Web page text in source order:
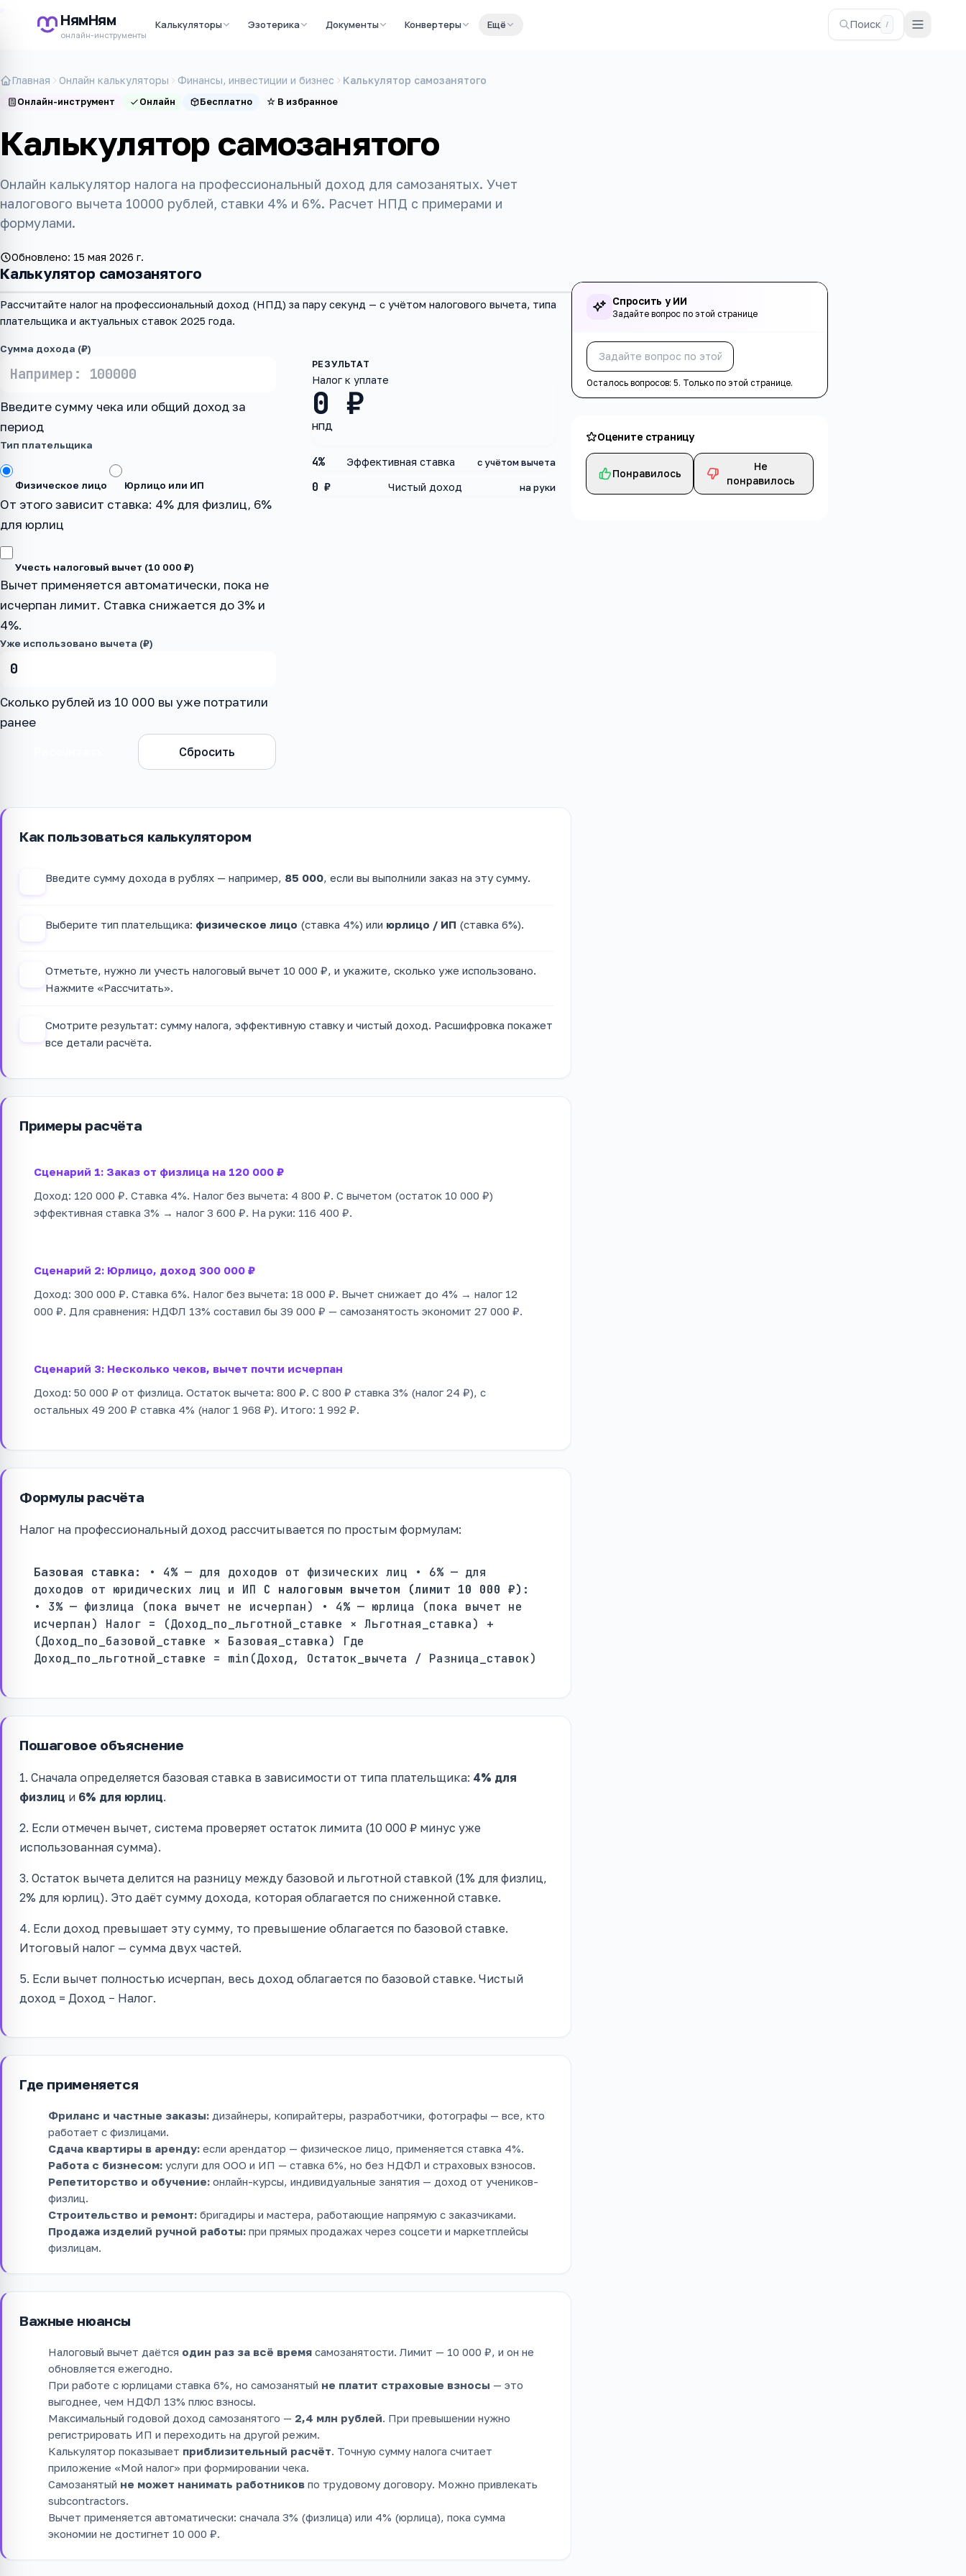
НямНям
онлайн-инструменты
Калькуляторы Эзотерика Документы Конвертеры Ещё Поиск /
Главная Онлайн калькуляторы Финансы, инвестиции и бизнес Калькулятор самозанятого
Онлайн-инструмент Онлайн Бесплатно ☆ В избранное
Калькулятор самозанятого
Онлайн калькулятор налога на профессиональный доход для самозанятых. Учет
налогового вычета 10000 рублей, ставки 4% и 6%. Расчет НПД с примерами и
формулами.
Обновлено: 15 мая 2026 г.
Калькулятор самозанятого
Рассчитайте налог на профессиональный доход (НПД) за пару секунд — с учётом налогового вычета, типа
плательщика и актуальных ставок 2025 года.
Сумма дохода (₽)
Введите сумму чека или общий доход за
период
Тип плательщика
Физическое лицо Юрлицо или ИП
От этого зависит ставка: 4% для физлиц, 6%
для юрлиц
Учесть налоговый вычет (10 000 ₽)
Вычет применяется автоматически, пока не
исчерпан лимит. Ставка снижается до 3% и
4%.
Уже использовано вычета (₽)
Сколько рублей из 10 000 вы уже потратили
ранее
Сбросить
0 ₽
Налог к уплате
НПД
4% Эффективная ставка с учётом вычета
0 ₽ Чистый доход на руки
Как пользоваться калькулятором
Введите сумму дохода в рублях — например, 85 000, если вы выполнили заказ на эту сумму.
Выберите тип плательщика: физическое лицо (ставка 4%) или юрлицо / ИП (ставка 6%).
Отметьте, нужно ли учесть налоговый вычет 10 000 ₽, и укажите, сколько уже использовано.
Нажмите «Рассчитать».
Смотрите результат: сумму налога, эффективную ставку и чистый доход. Расшифровка покажет
все детали расчёта.
Примеры расчёта
Сценарий 1: Заказ от физлица на 120 000 ₽
Доход: 120 000 ₽. Ставка 4%. Налог без вычета: 4 800 ₽. С вычетом (остаток 10 000 ₽)
эффективная ставка 3% → налог 3 600 ₽. На руки: 116 400 ₽.
Сценарий 2: Юрлицо, доход 300 000 ₽
Доход: 300 000 ₽. Ставка 6%. Налог без вычета: 18 000 ₽. Вычет снижает до 4% → налог 12
000 ₽. Для сравнения: НДФЛ 13% составил бы 39 000 ₽ — самозанятость экономит 27 000 ₽.
Сценарий 3: Несколько чеков, вычет почти исчерпан
Доход: 50 000 ₽ от физлица. Остаток вычета: 800 ₽. С 800 ₽ ставка 3% (налог 24 ₽), с
остальных 49 200 ₽ ставка 4% (налог 1 968 ₽). Итого: 1 992 ₽.
Формулы расчёта
Налог на профессиональный доход рассчитывается по простым формулам:
Базовая ставка:
• 4% — для доходов от физических лиц • 6% — для
доходов от юридических лиц и ИП С налоговым вычетом (лимит 10 000 ₽):
• 3% — физлица (пока вычет не исчерпан) • 4% — юрлица (пока вычет не
исчерпан) Налог = (Доход_по_льготной_ставке × Льготная_ставка) +
(Доход_по_базовой_ставке × Базовая_ставка) Где
Доход_по_льготной_ставке = min(Доход, Остаток_вычета / Разница_ставок)
Пошаговое объяснение
1. Сначала определяется базовая ставка в зависимости от типа плательщика: 4% для
физлиц и 6% для юрлиц.
2. Если отмечен вычет, система проверяет остаток лимита (10 000 ₽ минус уже
использованная сумма).
3. Остаток вычета делится на разницу между базовой и льготной ставкой (1% для физлиц,
2% для юрлиц). Это даёт сумму дохода, которая облагается по сниженной ставке.
4. Если доход превышает эту сумму, то превышение облагается по базовой ставке.
Итоговый налог — сумма двух частей.
5. Если вычет полностью исчерпан, весь доход облагается по базовой ставке. Чистый
доход = Доход − Налог.
Где применяется
Фриланс и частные заказы: дизайнеры, копирайтеры, разработчики, фотографы — все, кто
работает с физлицами.
Сдача квартиры в аренду: если арендатор — физическое лицо, применяется ставка 4%.
Работа с бизнесом: услуги для ООО и ИП — ставка 6%, но без НДФЛ и страховых взносов.
Репетиторство и обучение: онлайн-курсы, индивидуальные занятия — доход от учеников-
физлиц.
Строительство и ремонт: бригадиры и мастера, работающие напрямую с заказчиками.
Продажа изделий ручной работы: при прямых продажах через соцсети и маркетплейсы
физлицам.
Важные нюансы
Налоговый вычет даётся один раз за всё время самозанятости. Лимит — 10 000 ₽, и он не
обновляется ежегодно.
При работе с юрлицами ставка 6%, но самозанятый не платит страховые взносы — это
выгоднее, чем НДФЛ 13% плюс взносы.
Максимальный годовой доход самозанятого — 2,4 млн рублей . При превышении нужно
регистрировать ИП и переходить на другой режим.
Калькулятор показывает приблизительный расчёт . Точную сумму налога считает
приложение «Мой налог» при формировании чека.
Самозанятый не может нанимать работников по трудовому договору. Можно привлекать
subcontractors.
Вычет применяется автоматически: сначала 3% (физлица) или 4% (юрлица), пока сумма
экономии не достигнет 10 000 ₽.
Спросить у ИИ
Задайте вопрос по этой странице
Осталось вопросов:5. Только по этой странице.
Оцените страницу
Понравилось
Не
понравилось